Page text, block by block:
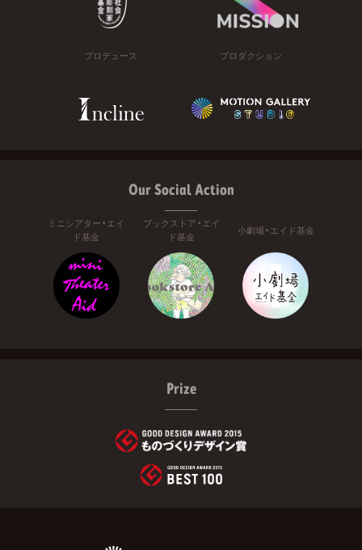
プロデュース プロダクション
Our Social Action
ミニシアター・エイ
ド基金
ブックストア・エイ
ド基金
小劇場・エイド基金
Prize